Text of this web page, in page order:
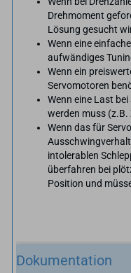
Drehmoment
Lösung gesucht
Wenn eine
aufwändiges
Wenn ein
Servomotoren
Wenn eine Last
werden muss (z.B.
Wenn das für
intolerablen
überfahren bei
Position und
Dokumentation